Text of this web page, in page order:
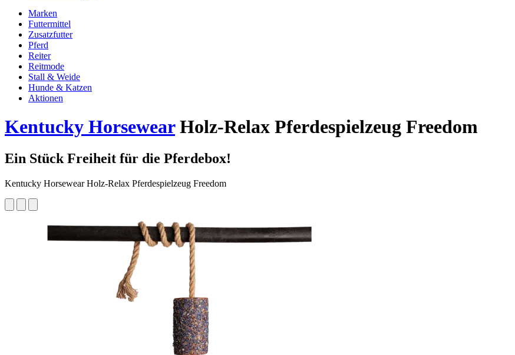
Marken
Futtermittel
Zusatzfutter
Pferd
Reiter
Reitmode
Stall & Weide
Hunde & Katzen
Aktionen
Kentucky HorsewearHolz-Relax Pferdespielzeug Freedom
Ein Stück Freiheit für die Pferdebox!
Kentucky Horsewear Holz-Relax Pferdespielzeug Freedom